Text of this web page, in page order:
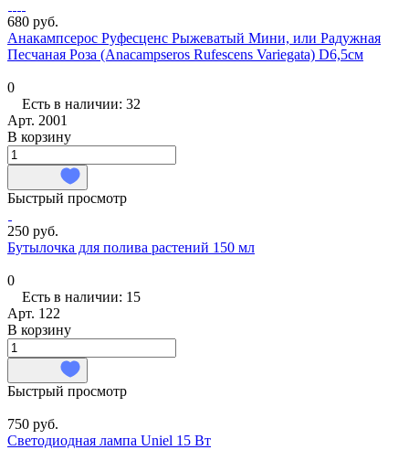
680 руб.
Анакампсерос Руфесценс Рыжеватый Мини, или Радужная
Песчаная Роза (Anacampseros Rufescens Variegata) D6,5см
0
Есть в наличии: 32
Арт. 2001
В корзину
Быстрый просмотр
250 руб.
Бутылочка для полива растений 150 мл
0
Есть в наличии: 15
Арт. 122
В корзину
Быстрый просмотр
750 руб.
Светодиодная лампа Uniel 15 Вт